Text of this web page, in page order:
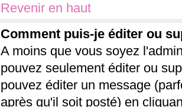
Revenir en haut
Comment puis-je éditer ou
A moins que vous soyez
pouvez seulement éditer ou
pouvez éditer un message
après qu'il soit posté) en